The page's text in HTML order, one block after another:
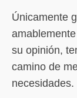
Únicamente
su opinión,
camino de
necesidades.